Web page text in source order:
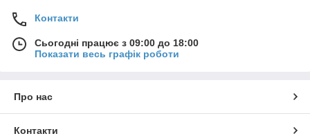
Контакти
Сьогодні працює з 09:00 до 18:00
Показати весь графік роботи
Про нас
Контакти